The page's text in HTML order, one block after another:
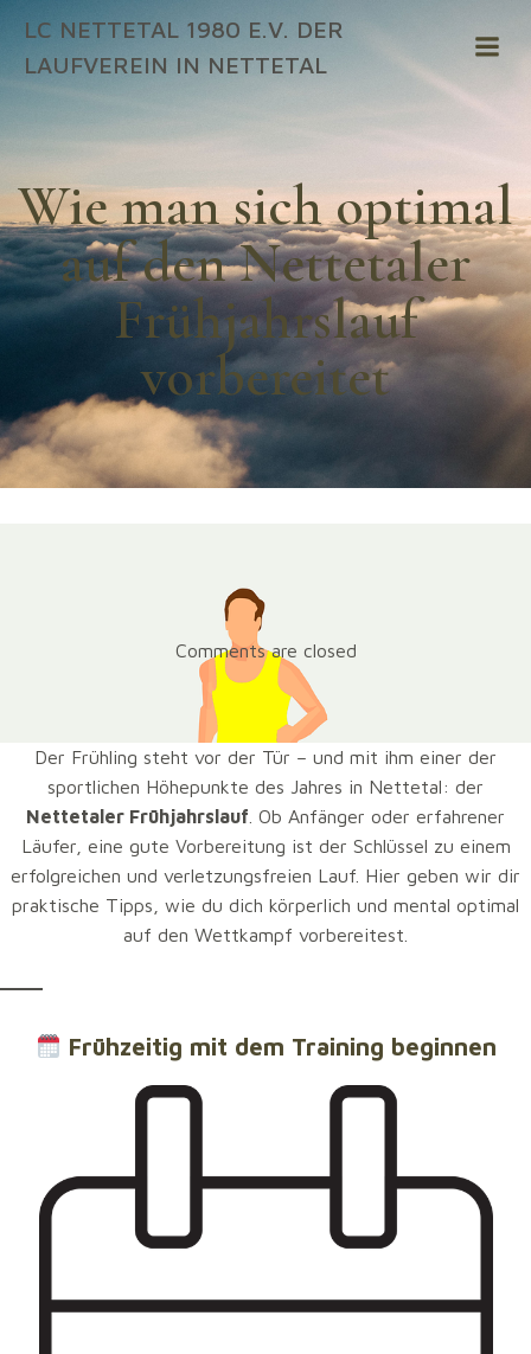
Inhalt
springen
LC NETTETAL 1980 E.V. DER
LAUFVEREIN IN NETTETAL
Wie man sich optimal
auf den Nettetaler
Frühjahrslauf
vorbereitet
sportlichen Höhepunkte des Jahres in Nettetal: der
Nettetaler Frühjahrslauf
. Ob Anfänger oder erfahrener
Läufer, eine gute Vorbereitung ist der Schlüssel zu einem
dir praktische Tipps, wie du dich körperlich und mental
Comments are closed
Der Frühling steht vor der Tür – und mit ihm einer der
sportlichen Höhepunkte des Jahres in Nettetal: der
Nettetaler Frühjahrslauf . Ob Anfänger oder erfahrener
Läufer, eine gute Vorbereitung ist der Schlüssel zu einem
erfolgreichen und verletzungsfreien Lauf. Hier geben wir dir
praktische Tipps, wie du dich körperlich und mental optimal
auf den Wettkampf vorbereitest.
Frühzeitig mit dem Training beginnen